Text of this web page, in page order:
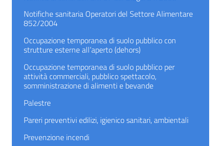
Notifiche sanitaria Operatori del Settore Alimentare
852/2004
Occupazione temporanea di suolo pubblico con
strutture esterne all’aperto (dehors)
Occupazione temporanea di suolo pubblico per
attività commerciali, pubblico spettacolo,
somministrazione di alimenti e bevande
Palestre
Pareri preventivi edilizi, igienico sanitari, ambientali
Prevenzione incendi